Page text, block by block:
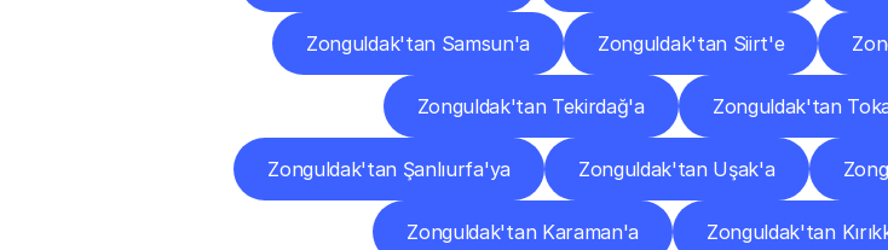
Zonguldak'tan Samsun'a Zonguldak'tan Siirt'e
Zonguldak'tan Tekirdağ'a Zonguldak'tan
Zonguldak'tan Şanlıurfa'ya Zonguldak'tan Uşak'a
Zonguldak'tan Karaman'a Zonguldak'tan